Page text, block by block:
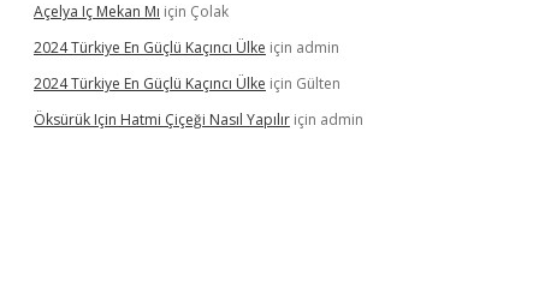
Açelya Iç Mekan Mı için Çolak
2024 Türkiye En Güçlü Kaçıncı Ülke için admin
2024 Türkiye En Güçlü Kaçıncı Ülke için Gülten
Öksürük Için Hatmi Çiçeği Nasıl Yapılır için admin